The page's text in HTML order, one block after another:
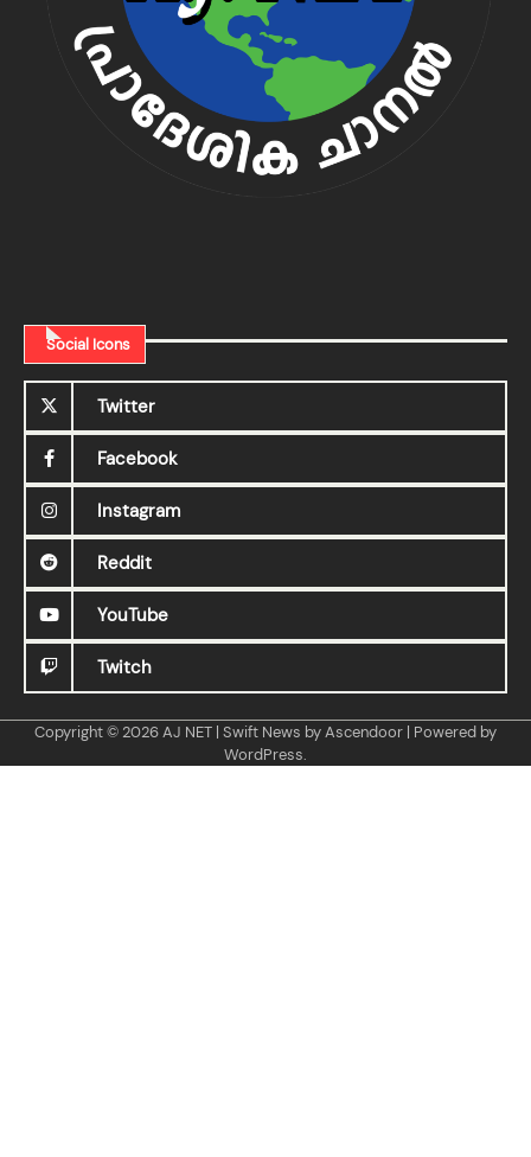
Social Icons
Twitter
Facebook
Instagram
Reddit
YouTube
Twitch
Copyright © 2026AJ NET | Swift News byAscendoor | Powered by
WordPress.